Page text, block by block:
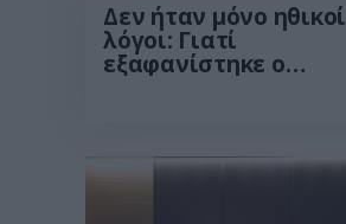
Δεν ήταν μόνο ηθικοί
λόγοι: Γιατί
εξαφανίστηκε ο